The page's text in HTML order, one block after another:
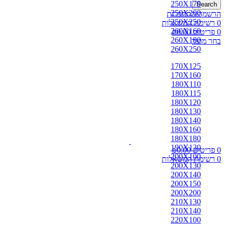
Search
הרשמה/התחברות
0 רשימת המשאלות
0 פריטים ₪0.00
בחר מוצר
0 פריטים ₪0.00
0 רשימת המשאלות
250X170
250X200
250X250
260X160
260X180
260X250
170X125
170X160
180X110
180X115
180X120
180X130
180X140
180X160
180X180
190X130
200X100
200X130
200X140
200X150
200X200
210X130
210X140
220X100